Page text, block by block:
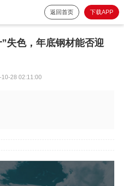
返回首页 下载APP
”失色，年底钢材能否迎
28 02:11:00